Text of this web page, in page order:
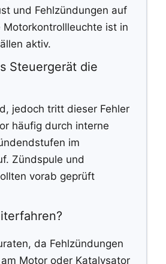
und Fehlzündungen auf
Motorkontrollleuchte ist in
aktiv.
Steuergerät die
jedoch tritt dieser Fehler
häufig durch interne
im
Zündspule und
vorab geprüft
da Fehlzündungen
Motor oder Katalysator